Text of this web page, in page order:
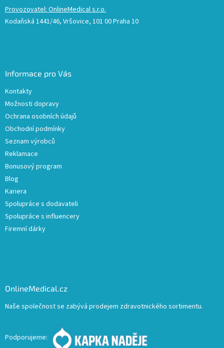
Provozovatel: OnlineMedical s.r.o.
Kodaňská 1441/46, Vršovice, 101 00 Praha 10
Informace pro Vás
Kontakty
Možnosti dopravy
Ochrana osobních údajů
Obchodní podmínky
Seznam výrobců
Reklamace
Bonusový program
Blog
Kariera
Spolupráce s dodavateli
Spolupráce s influencery
Firemní dárky
OnlineMedical.cz
Naše společnost se zabývá prodejem zdravotnického sortimentu.
Podporujeme: